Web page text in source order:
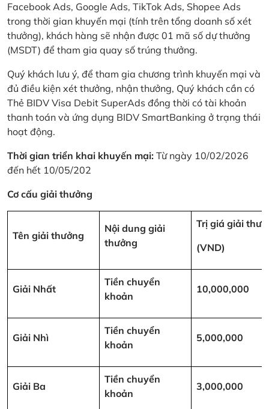
Facebook Ads, Google Ads, TikTok Ads, Shopee Ads
trong thời gian khuyến mại (tính trên tổng doanh số xét
thưởng), khách hàng sẽ nhận được 01 mã số dự thưởng
(MSDT) để tham gia quay số trúng thưởng.
Quý khách lưu ý, để tham gia chương trình khuyến mại và
đủ điều kiện xét thưởng, nhận thưởng, Quý khách cần có
Thẻ BIDV Visa Debit SuperAds đồng thời có tài khoản
thanh toán và ứng dụng BIDV SmartBanking ở trạng thái
hoạt động.
Thời gian triển khai khuyến mại: Từ ngày 10/02/2026
đến hết 10/05/202
Cơ cấu giải thưởng
Tên giải thưởng
Nội dung giải
thưởng
Trị giá giải
(VND)
Giải Nhất
Tiền chuyển
khoản
10,000,000
Giải Nhì
Tiền chuyển
khoản
5,000,000
Giải Ba
Tiền chuyển
khoản
3,000,000